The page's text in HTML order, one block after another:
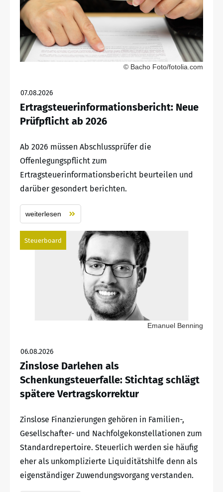
© Bacho Foto/fotolia.com
07.08.2026
Ertragsteuerinformationsbericht: Neue
Prüfpflicht ab 2026
Ab 2026 müssen Abschlussprüfer die
Offenlegungspflicht zum
Ertragsteuerinformationsbericht beurteilen und
darüber gesondert berichten.
weiterlesen
Steuerboard
Emanuel Benning
06.08.2026
Zinslose Darlehen als
Schenkungsteuerfalle: Stichtag schlägt
spätere Vertragskorrektur
Zinslose Finanzierungen gehören in Familien-,
Gesellschafter- und Nachfolgekonstellationen zum
Standardrepertoire. Steuerlich werden sie häufig
eher als unkomplizierte Liquiditätshilfe denn als
eigenständiger Zuwendungsvorgang verstanden.